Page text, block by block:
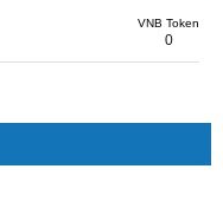
VNB Token
0